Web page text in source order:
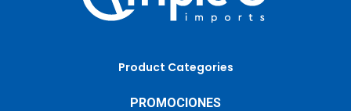
Product Categories
PROMOCIONES